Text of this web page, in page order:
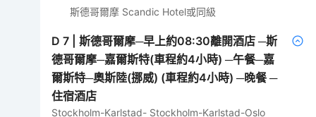
斯德哥爾摩 Scandic Hotel或同級
D7 |斯德哥爾摩─早上約08:30離開酒店 ─斯
德哥爾摩─嘉爾斯特(車程約4小時) ─午餐─嘉
爾斯特─奧斯陸(挪威) (車程約4小時) ─晚餐 ─
住宿酒店
Stockholm-Karlstad- Stockholm-Karlstad-Oslo